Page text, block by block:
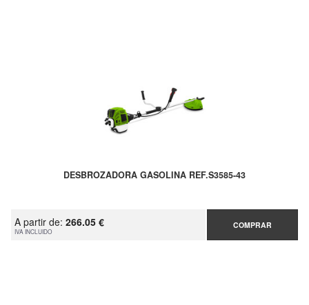
DESBROZADORA GASOLINA REF.S3585-43
A partir de: 266.05 €
IVA INCLUIDO
COMPRAR